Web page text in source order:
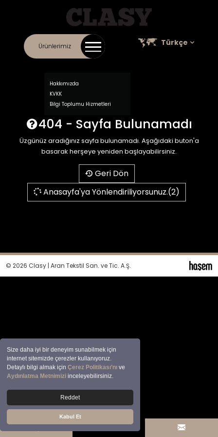
Size daha iyi bir deneyim sunabilmek için
internet sitemizde çerezler kullanıyoruz.
Detaylı bilgi almak içinÇerez Politikası’nı ve
Aydınlatma Metnimizi inceleyebilirsiniz.
Reddet
Kabul Et
Ürünlerimiz Türkçe
Hakkımızda
KVKK
Bilgi Toplumu Hizmetleri
404 - Sayfa Bulunamadı
Üzgünüz aradığınız sayfa bulunamadı. Aşağıdaki buton'a
basarak herşeye yeniden başlayabilirsiniz.
Geri Dön
Anasayfa'ya Yönlendiriliyorsunuz.(2)
© 2026 Clasy | Aran Tekstil San. ve Tic. A.Ş.